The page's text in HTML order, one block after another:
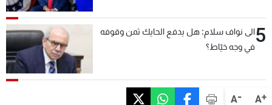
A+
A-
5الى نواف سلام: هل يدفع الحايك ثمن وقوفه
في وجه خيّاط؟